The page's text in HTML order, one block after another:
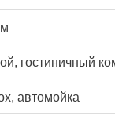
гостиничный
автомойка